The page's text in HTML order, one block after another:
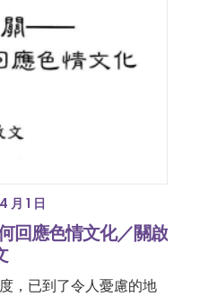
月 1 日
回應色情文化／關啟
，已到了令人憂慮的地